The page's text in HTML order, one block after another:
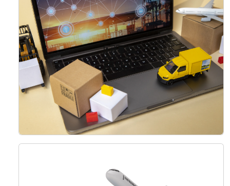
الوقت الحقيقي
اقرأ المزيد
خدمات التخليص الجمركي